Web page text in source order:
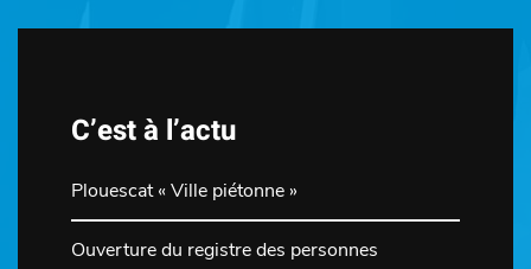
C’est à l’actu
Plouescat « Ville piétonne »
Ouverture du registre des personnes